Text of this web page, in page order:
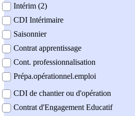
Intérim (2)
CDI Intérimaire
Saisonnier
Contrat apprentissage
Cont. professionnalisation
Prépa.opérationnel.emploi
CDI de chantier ou d'opération
Contrat d'Engagement Educatif